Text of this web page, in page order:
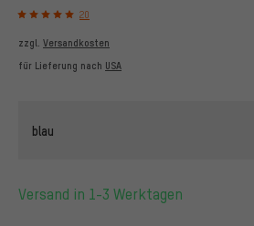
20
zzgl. Versandkosten
für Lieferung nach USA
blau
Versand in 1-3 Werktagen